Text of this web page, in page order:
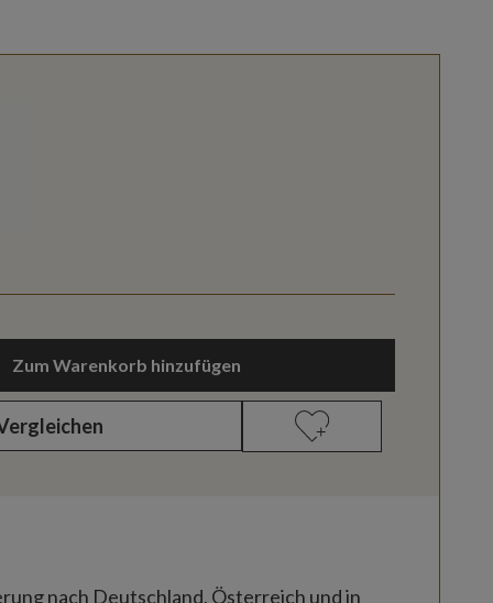
Zum Warenkorb hinzufügen
nach Deutschland, Österreich und in